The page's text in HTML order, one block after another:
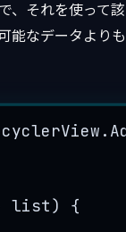
それを使って
なデータより
list)
{